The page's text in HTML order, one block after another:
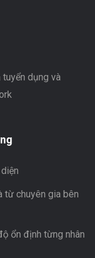
dụng và
từ chuyên gia bên
ổn định từng nhân